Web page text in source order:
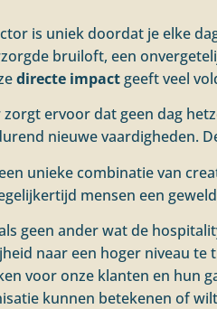
is uniek doordat je elke
bruiloft, een
directe impactgeeft veel
ervoor dat geen dag
nieuwe vaardigheden.
unieke combinatie van
mensen een
geen ander wat de
naar een hoger niveau
voor onze klanten en hun
kunnen betekenen of